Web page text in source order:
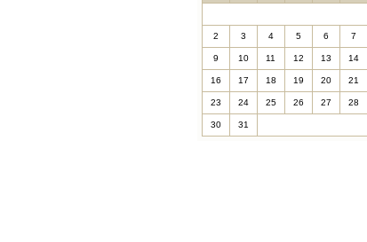
2 3 4 5 6 7
9 10 11 12 13 14
16 17 18 19 20 21
23 24 25 26 27 28
30 31